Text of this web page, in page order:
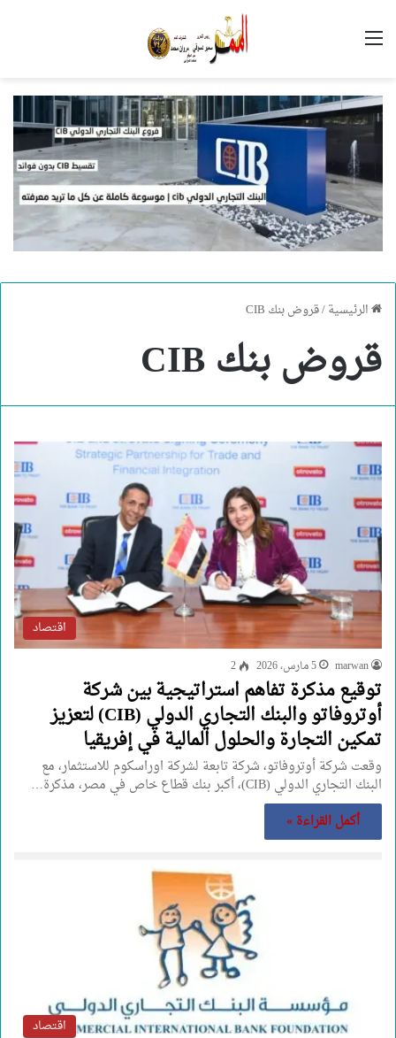
القائمة
الرئيسية/قروض بنك CIB
قروض بنك CIB
اقتصاد
marwan 5 مارس، 2026 2
توقيع مذكرة تفاهم استراتيجية بين شركة
أوتروفاتو والبنك التجاري الدولي (CIB) لتعزيز
تمكين التجارة والحلول المالية في إفريقيا
وقعت شركة أوتروفاتو، شركة تابعة لشركة اوراسكوم للاستثمار، مع
البنك التجاري الدولي (CIB)، أكبر بنك قطاع خاص في مصر، مذكرة…
أكمل القراءة »
اقتصاد